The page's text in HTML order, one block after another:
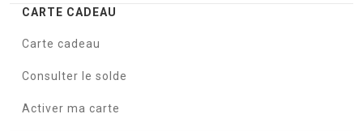
CARTE CADEAU
Carte cadeau
Consulter le solde
Activer ma carte